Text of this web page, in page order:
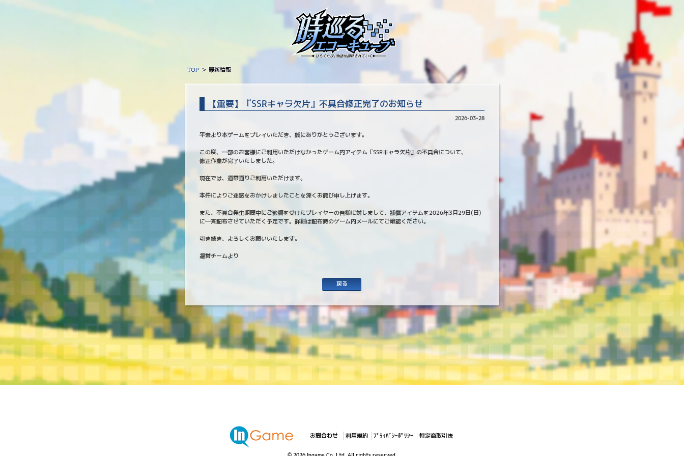
TOP＞最新情報
【重要】「SSRキャラ欠片」不具合修正完了のお知らせ
2026-03-28
平素より本ゲームをプレイいただき、誠にありがとうございます。
この度、一部のお客様にご利用いただけなかったゲーム内アイテム「SSRキャラ欠片」の不具合について、
修正作業が完了いたしました。
現在では、通常通りご利用いただけます。
本件によりご迷惑をおかけしましたことを深くお詫び申し上げます。
また、不具合発生期間中にご影響を受けたプレイヤーの皆様に対しまして、補償アイテムを2026年3月29日(日)
に一斉配布させていただく予定です。詳細は配布時のゲーム内メールにてご確認ください。
引き続き、よろしくお願いいたします。
運営チームより
戻る
お問合わせ 利用規約 ﾌﾟﾗｲﾊﾞｼｰﾎﾟﾘｼｰ 特定商取引法
© 2026 Ingame Co.,Ltd. All rights reserved.